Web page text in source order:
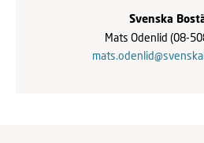
Svenska
Mats Odenlid (08-